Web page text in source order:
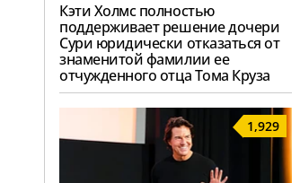
Кэти Холмс полностью
поддерживает решение дочери
Сури юридически отказаться от
знаменитой фамилии ее
отчужденного отца Тома Круза
1,929